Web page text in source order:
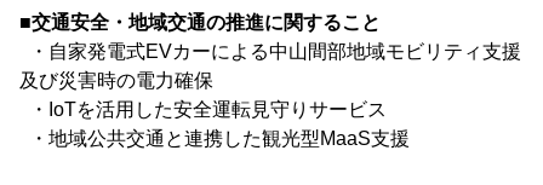
■交通安全・地域交通の推進に関すること
・自家発電式EVカーによる中山間部地域モビリティ支援
及び災害時の電力確保
・IoTを活用した安全運転見守りサービス
・地域公共交通と連携した観光型MaaS支援